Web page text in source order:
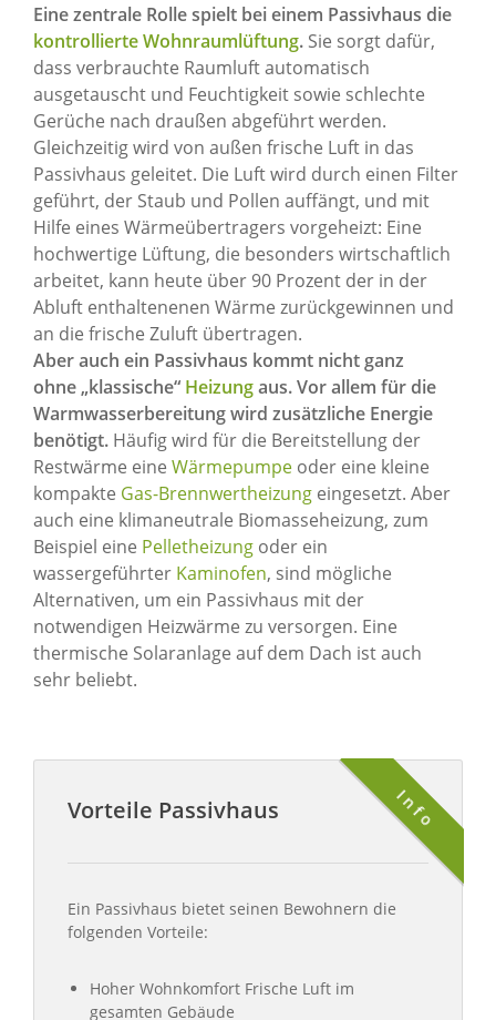
Eine zentrale Rolle spielt bei einem Passivhaus die
kontrollierte Wohnraumlüftung. Sie sorgt dafür,
dass verbrauchte Raumluft automatisch
ausgetauscht und Feuchtigkeit sowie schlechte
Gerüche nach draußen abgeführt werden.
Gleichzeitig wird von außen frische Luft in das
Passivhaus geleitet. Die Luft wird durch einen Filter
geführt, der Staub und Pollen auffängt, und mit
Hilfe eines Wärmeübertragers vorgeheizt: Eine
hochwertige Lüftung, die besonders wirtschaftlich
arbeitet, kann heute über 90 Prozent der in der
Abluft enthaltenenen Wärme zurückgewinnen und
an die frische Zuluft übertragen.
Aber auch ein Passivhaus kommt nicht ganz
ohne „klassische“ Heizungaus. Vor allem für die
Warmwasserbereitung wird zusätzliche Energie
benötigt. Häufig wird für die Bereitstellung der
Restwärme eine Wärmepumpe oder eine kleine
kompakte Gas-Brennwertheizung eingesetzt. Aber
auch eine klimaneutrale Biomasseheizung, zum
Beispiel eine Pelletheizung oder ein
wassergeführter Kaminofen, sind mögliche
Alternativen, um ein Passivhaus mit der
notwendigen Heizwärme zu versorgen. Eine
thermische Solaranlage auf dem Dach ist auch
sehr beliebt.
Info
Vorteile Passivhaus
Ein Passivhaus bietet seinen Bewohnern die
folgenden Vorteile:
Hoher Wohnkomfort Frische Luft im
gesamten Gebäude